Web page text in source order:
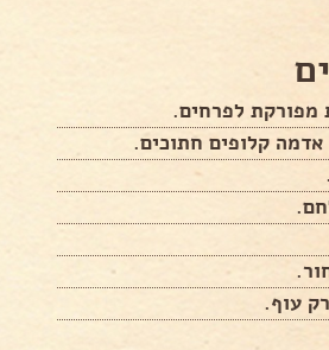
עוף.